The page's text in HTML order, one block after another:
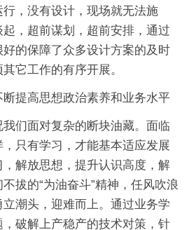
，没有设计，现场就无法施
，超前谋划，超前安排，通过
的保障了众多设计方案的及时
它工作的有序开展。
断提高思想政治素养和业务水平
们面对复杂的断块油藏。面临
只有学习，才能基本适应发展
解放思想，提升认识高度，解
拔的“为油奋斗”精神，任风吹浪
潮头，迎难而上。通过业务学
破解上产稳产的技术对策，针